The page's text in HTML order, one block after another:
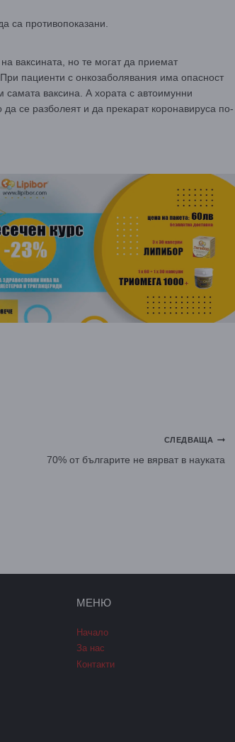
са противопоказани.
ваксината, но те могат да приемат
пациенти с онкозаболявания има опасност
ваксина. А хората с автоимунни
се разболеят и да прекарат коронавируса по-
СЛЕДВАЩА
70% от българите не вярват в науката
МЕНЮ
Начало
За нас
Контакти